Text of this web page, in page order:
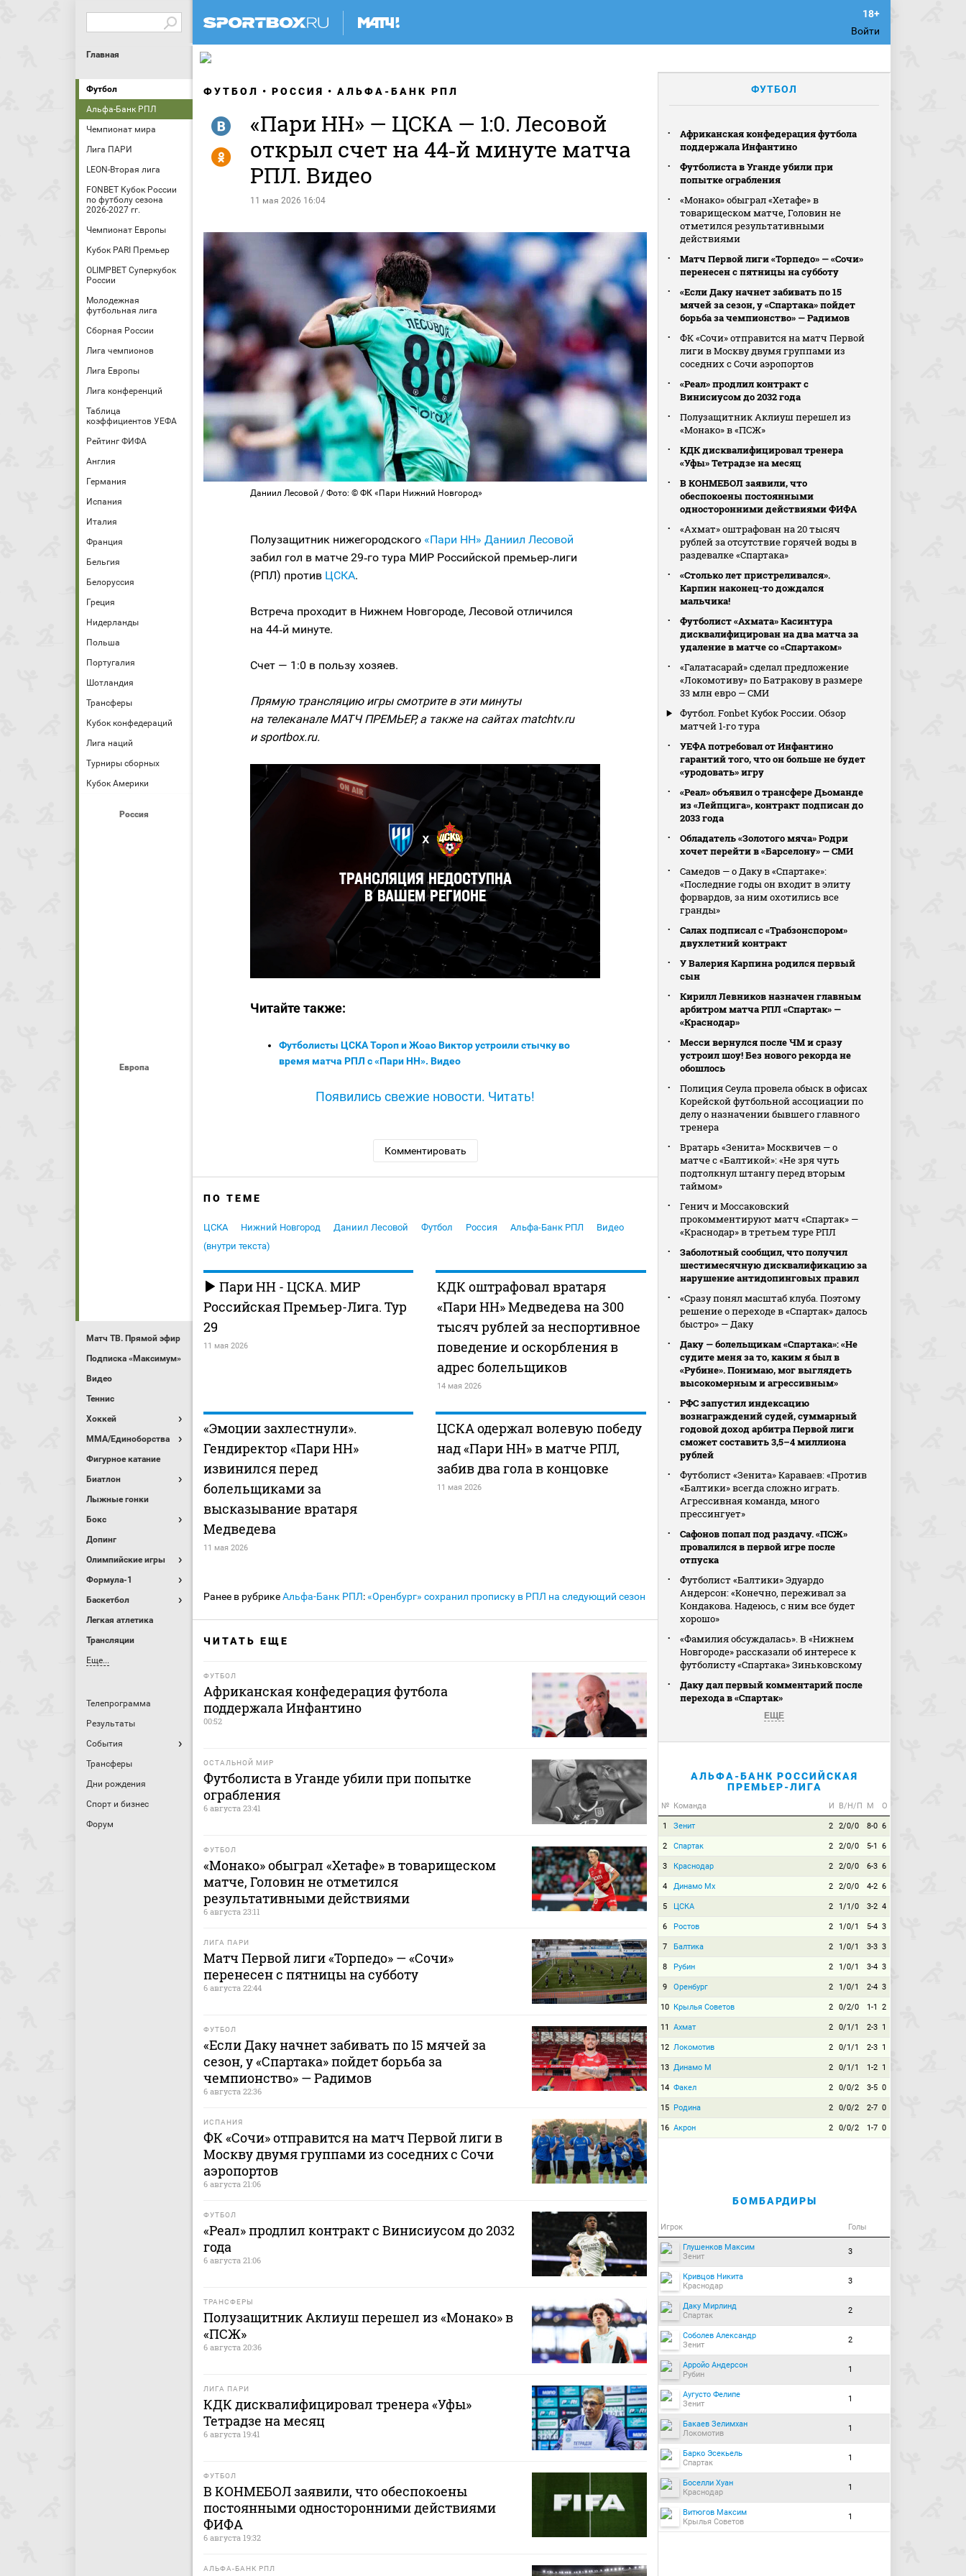
Войти
Главная
Футбол
Альфа-Банк РПЛ
Чемпионат мира
Лига ПАРИ
LEON-Вторая лига
FONBET Кубок России
по футболу сезона
2026-2027 гг.
Чемпионат Европы
Кубок PARI Премьер
OLIMPBET Суперкубок
России
Молодежная
футбольная лига
Сборная России
Лига чемпионов
Лига Европы
Лига конференций
Таблица
коэффициентов УЕФА
Рейтинг ФИФА
Англия
Германия
Испания
Италия
Франция
Бельгия
Белоруссия
Греция
Нидерланды
Польша
Португалия
Шотландия
Трансферы
Кубок конфедераций
Лига наций
Турниры сборных
Кубок Америки
Россия
Европа
Матч ТВ. Прямой эфир
Подписка «Максимум»
Видео
Теннис
Хоккей
MMA/Единоборства
Фигурное катание
Биатлон
Лыжные гонки
Бокс
Допинг
Олимпийские игры
Формула-1
Баскетбол
Легкая атлетика
Трансляции
Еще...
Телепрограмма
Результаты
События
Трансферы
Дни рождения
Спорт и бизнес
Форум
ФУТБОЛ РОССИЯ АЛЬФА-БАНК РПЛ
«Пари НН» — ЦСКА — 1:0. Лесовой
открыл счет на 44‑й минуте матча
РПЛ. Видео
11 мая 2026 16:04
R
Y
Даниил Лесовой / Фото: © ФК «Пари Нижний Новгород»
Полузащитник нижегородского «Пари НН» Даниил Лесовой
забил гол в матче 29‑го тура МИР Российской премьер‑лиги
(РПЛ) против ЦСКА.
Встреча проходит в Нижнем Новгороде, Лесовой отличился
на 44‑й минуте.
Счет — 1:0 в пользу хозяев.
Прямую трансляцию игры смотрите в эти минуты
на телеканале МАТЧ ПРЕМЬЕР, а также на сайтах matchtv.ru
и sportbox.ru.
Читайте также:
Футболисты ЦСКА Тороп и Жоао Виктор устроили стычку во
время матча РПЛ с «Пари НН». Видео
Появились свежие новости. Читать!
Комментировать
ПО ТЕМЕ
ЦСКА Нижний Новгород Даниил Лесовой Футбол Россия Альфа-Банк РПЛ
Видео
(внутри текста)
Пари НН - ЦСКА. МИР
Российская Премьер-Лига. Тур
29
11 мая 2026
КДК оштрафовал вратаря
«Пари НН» Медведева на 300
тысяч рублей за неспортивное
поведение и оскорбления в
адрес болельщиков
14 мая 2026
«Эмоции захлестнули».
Гендиректор «Пари НН»
извинился перед
болельщиками за
высказывание вратаря
Медведева
11 мая 2026
ЦСКА одержал волевую победу
над «Пари НН» в матче РПЛ,
забив два гола в концовке
11 мая 2026
Ранее в рубрикеАльфа-Банк РПЛ:«Оренбург» сохранил прописку в РПЛ на следующий сезон
ЧИТАТЬ ЕЩЕ
ФУТБОЛ
Африканская конфедерация футбола
поддержала Инфантино
00:52
ОСТАЛЬНОЙ МИР
Футболиста в Уганде убили при попытке
ограбления
6 августа 23:41
ФУТБОЛ
«Монако» обыграл «Хетафе» в товарищеском
матче, Головин не отметился
результативными действиями
6 августа 23:11
ЛИГА ПАРИ
Матч Первой лиги «Торпедо» — «Сочи»
перенесен с пятницы на субботу
6 августа 22:44
ФУТБОЛ
«Если Даку начнет забивать по 15 мячей за
сезон, у «Спартака» пойдет борьба за
чемпионство» — Радимов
6 августа 22:36
ИСПАНИЯ
ФК «Сочи» отправится на матч Первой лиги в
Москву двумя группами из соседних с Сочи
аэропортов
6 августа 21:06
ФУТБОЛ
«Реал» продлил контракт с Винисиусом до 2032
года
6 августа 21:06
ТРАНСФЕРЫ
Полузащитник Аклиуш перешел из «Монако» в
«ПСЖ»
6 августа 20:36
ЛИГА ПАРИ
КДК дисквалифицировал тренера «Уфы»
Тетрадзе на месяц
6 августа 19:41
ФУТБОЛ
В КОНМЕБОЛ заявили, что обеспокоены
постоянными односторонними действиями
ФИФА
6 августа 19:32
АЛЬФА-БАНК РПЛ
ФУТБОЛ
Африканская конфедерация футбола
поддержала Инфантино
Футболиста в Уганде убили при
попытке ограбления
«Монако» обыграл «Хетафе» в
товарищеском матче, Головин не
отметился результативными
действиями
Матч Первой лиги «Торпедо» — «Сочи»
перенесен с пятницы на субботу
«Если Даку начнет забивать по 15
мячей за сезон, у «Спартака» пойдет
борьба за чемпионство» — Радимов
ФК «Сочи» отправится на матч Первой
лиги в Москву двумя группами из
соседних с Сочи аэропортов
«Реал» продлил контракт с
Винисиусом до 2032 года
Полузащитник Аклиуш перешел из
«Монако» в «ПСЖ»
КДК дисквалифицировал тренера
«Уфы» Тетрадзе на месяц
В КОНМЕБОЛ заявили, что
обеспокоены постоянными
односторонними действиями ФИФА
«Ахмат» оштрафован на 20 тысяч
рублей за отсутствие горячей воды в
раздевалке «Спартака»
«Столько лет пристреливался».
Карпин наконец-то дождался
мальчика!
Футболист «Ахмата» Касинтура
дисквалифицирован на два матча за
удаление в матче со «Спартаком»
«Галатасарай» сделал предложение
«Локомотиву» по Батракову в размере
33 млн евро — СМИ
Футбол. Fonbet Кубок России. Обзор
матчей 1-го тура
УЕФА потребовал от Инфантино
гарантий того, что он больше не будет
«уродовать» игру
«Реал» объявил о трансфере Дьоманде
из «Лейпцига», контракт подписан до
2033 года
Обладатель «Золотого мяча» Родри
хочет перейти в «Барселону» — СМИ
Самедов — о Даку в «Спартаке»:
«Последние годы он входит в элиту
форвардов, за ним охотились все
гранды»
Салах подписал с «Трабзонспором»
двухлетний контракт
У Валерия Карпина родился первый
сын
Кирилл Левников назначен главным
арбитром матча РПЛ «Спартак» —
«Краснодар»
Месси вернулся после ЧМ и сразу
устроил шоу! Без нового рекорда не
обошлось
Полиция Сеула провела обыск в офисах
Корейской футбольной ассоциации по
делу о назначении бывшего главного
тренера
Вратарь «Зенита» Москвичев — о
матче с «Балтикой»: «Не зря чуть
подтолкнул штангу перед вторым
таймом»
Генич и Моссаковский
прокомментируют матч «Спартак» —
«Краснодар» в третьем туре РПЛ
Заболотный сообщил, что получил
шестимесячную дисквалификацию за
нарушение антидопинговых правил
«Сразу понял масштаб клуба. Поэтому
решение о переходе в «Спартак» далось
быстро» — Даку
Даку — болельщикам «Спартака»: «Не
судите меня за то, каким я был в
«Рубине». Понимаю, мог выглядеть
высокомерным и агрессивным»
РФС запустил индексацию
вознаграждений судей, суммарный
годовой доход арбитра Первой лиги
сможет составить 3,5–4 миллиона
рублей
Футболист «Зенита» Караваев: «Против
«Балтики» всегда сложно играть.
Агрессивная команда, много
прессингует»
Сафонов попал под раздачу. «ПСЖ»
провалился в первой игре после
отпуска
Футболист «Балтики» Эдуардо
Андерсон: «Конечно, переживал за
Кондакова. Надеюсь, с ним все будет
хорошо»
«Фамилия обсуждалась». В «Нижнем
Новгороде» рассказали об интересе к
футболисту «Спартака» Зиньковскому
Даку дал первый комментарий после
перехода в «Спартак»
ЕЩЕ
АЛЬФА-БАНК РОССИЙСКАЯ
ПРЕМЬЕР-ЛИГА
№ Команда И В/Н/П М О
1 Зенит 2 2/0/0 8-0 6
2 Спартак 2 2/0/0 5-1 6
3 Краснодар 2 2/0/0 6-3 6
4 Динамо Мх 2 2/0/0 4-2 6
5 ЦСКА 2 1/1/0 3-2 4
6 Ростов 2 1/0/1 5-4 3
7 Балтика 2 1/0/1 3-3 3
8 Рубин 2 1/0/1 3-4 3
9 Оренбург 2 1/0/1 2-4 3
10 Крылья Советов 2 0/2/0 1-1 2
11 Ахмат 2 0/1/1 2-3 1
12 Локомотив 2 0/1/1 2-3 1
13 Динамо М 2 0/1/1 1-2 1
14 Факел 2 0/0/2 3-5 0
15 Родина 2 0/0/2 2-7 0
16 Акрон 2 0/0/2 1-7 0
БОМБАРДИРЫ
Игрок Голы
Глушенков Максим
Зенит
3
Кривцов Никита
Краснодар
3
Даку Мирлинд
Спартак
2
Соболев Александр
Зенит
2
Арройо Андерсон
Рубин
1
Аугусто Фелипе
Зенит
1
Бакаев Зелимхан
Локомотив
1
Барко Эсекьель
Спартак
1
Боселли Хуан
Краснодар
1
Витюгов Максим
Крылья Советов
1